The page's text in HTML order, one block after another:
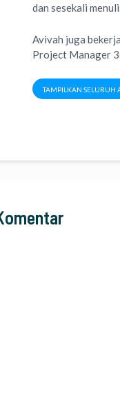
dan sesekali
Avivah juga
Project Manager
TAMPILKAN SELURUH